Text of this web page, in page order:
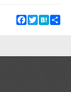
Facebook
TwitterHatena